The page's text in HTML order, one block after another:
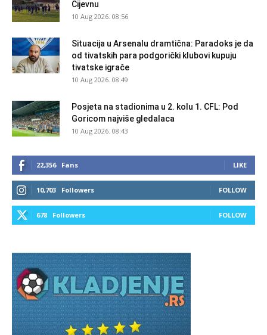
Cijevnu
10 Aug 2026. 08:56
Situacija u Arsenalu dramtična: Paradoks je da
od tivatskih para podgorički klubovi kupuju
tivatske igrače
10 Aug 2026. 08:49
Posjeta na stadionima u 2. kolu 1. CFL: Pod
Goricom najviše gledalaca
10 Aug 2026. 08:43
22,356 Fans LIKE
10,703 Followers FOLLOW
678 Followers FOLLOW